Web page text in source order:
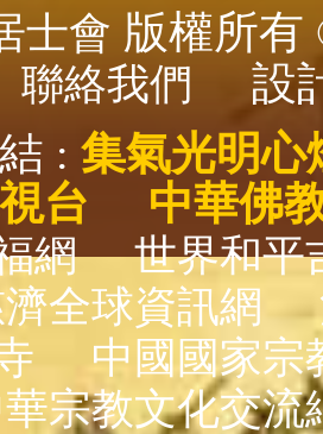
士會 版權所
聯絡我們
設
: 集氣光明心
台
中華佛
網
世界和平
全球資訊網
中國國家宗
宗教文化交流